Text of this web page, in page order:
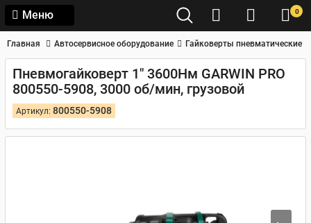
Меню 0
Главная Автосервисное оборудование Гайковерты пневматические
Пневмогайковерт 1" 3600Нм GARWIN PRO
800550-5908, 3000 об/мин, грузовой
Артикул: 800550-5908